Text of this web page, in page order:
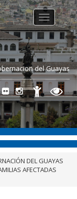
del Guayas
Toggle
navigation
DEL GUAYAS
AFECTADAS